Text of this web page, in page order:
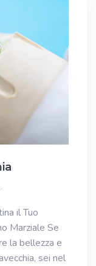
il Tuo
Marziale Se
la bellezza e
sei nel